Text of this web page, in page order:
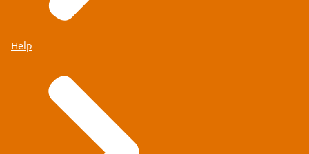
Help